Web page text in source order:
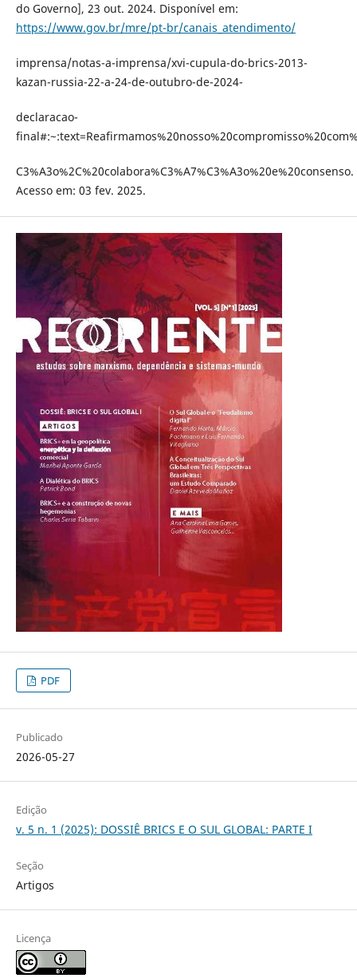
do Governo], 23 out. 2024. Disponível em:
https://www.gov.br/mre/pt-br/canais_atendimento/
imprensa/notas-a-imprensa/xvi-cupula-do-brics-2013-
kazan-russia-22-a-24-de-outubro-de-2024-
declaracao-
C3%A3o%2C%20colabora%C3%A7%C3%A3o%20e%20consenso.
Acesso em: 03 fev. 2025.
PDF
Publicado
2026-05-27
Edição
v. 5 n. 1 (2025): DOSSIÊ BRICS E O SUL GLOBAL: PARTE I
Seção
Artigos
Licença